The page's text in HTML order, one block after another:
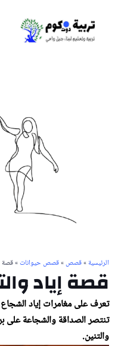
المحتوى
الرئيسية»قصص»قصص حيوانات» قصة
قصة إياد
تعرف على مغامرات إياد
تنتصر الصداقة والشجاعة على
والتنين.